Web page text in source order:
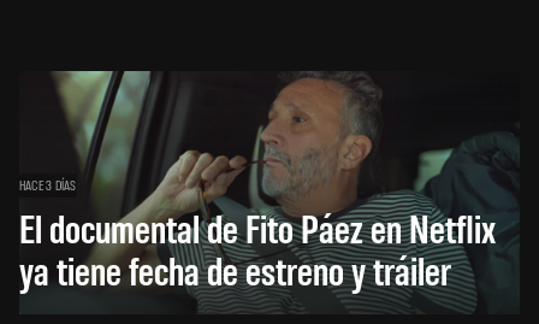
HACE 3 DÍAS
El documental de Fito Páez en Netflix
ya tiene fecha de estreno y tráiler